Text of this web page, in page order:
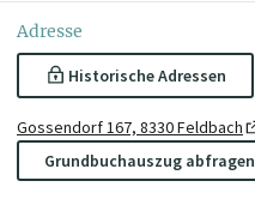
Adresse
Historische Adressen
Gossendorf 167, 8330 Feldbach
Grundbuchauszug abfragen